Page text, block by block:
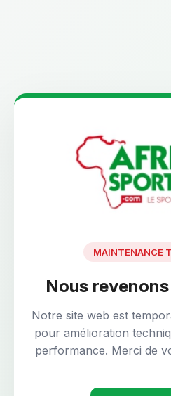
MAINTENANCE
Nous
Notre site web est
pour amélioration
performance. Merci de